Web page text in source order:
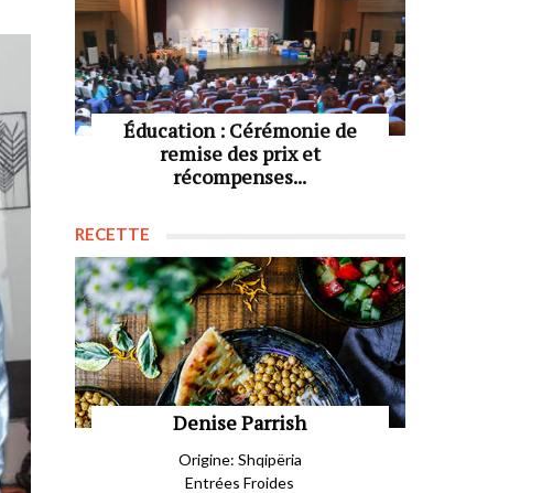
Éducation : Cérémonie de
remise des prix et
récompenses...
RECETTE
Denise Parrish
Origine: Shqipëria
Entrées Froides